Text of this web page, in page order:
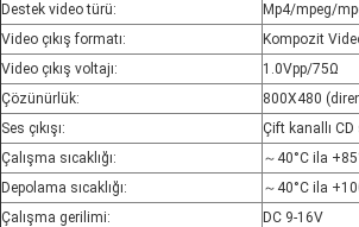
Destek video türü:
Mp4/mpeg/
Video çıkış formatı:
Kompozit
Video çıkış voltajı:
1.0Vpp/75Ω
Çözünürlük:
800X480
Ses çıkışı:
Çift kanallı
Çalışma sıcaklığı:
～40°C ila
Depolama sıcaklığı:
～40°C ila
Çalışma gerilimi:
DC 9-16V